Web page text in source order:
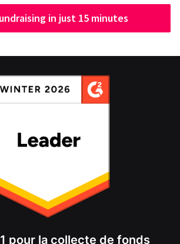
in just 15 minutes
pour la collecte de fonds